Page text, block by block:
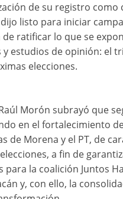
de su registro como
listo para iniciar
de ratificar lo que se
y estudios de opinión: el
elecciones.
Morón subrayó que
en el fortalecimiento
de Morena y el PT, de
a fin de
para la coalición Juntos
y, con ello, la